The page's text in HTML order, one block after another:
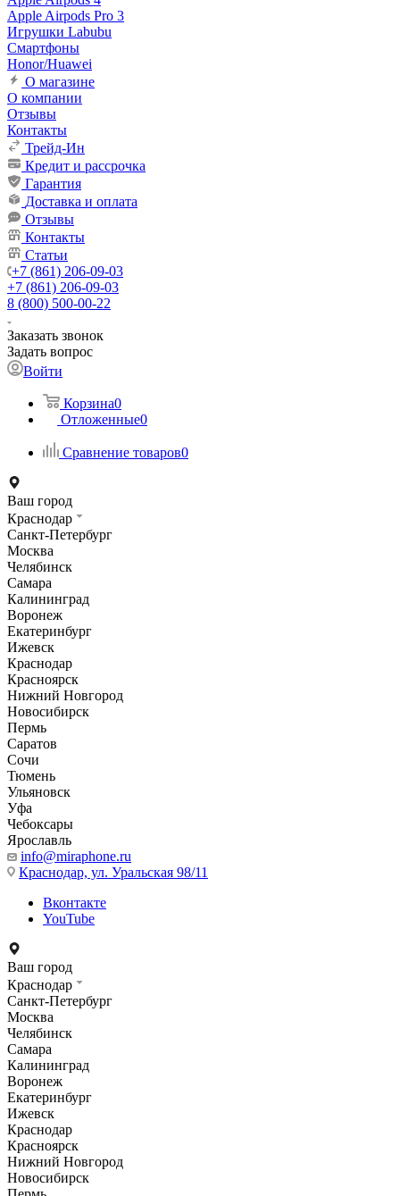
Apple Airpods Pro 3
Игрушки Labubu
Смартфоны
Honor/Huawei
О магазине
О компании
Отзывы
Контакты
Трейд-Ин
Кредит и рассрочка
Гарантия
Доставка и оплата
Отзывы
Контакты
Статьи
+7 (861) 206-09-03
+7 (861) 206-09-03
8 (800) 500-00-22
Заказать звонок
Задать вопрос
Войти
Корзина0
Отложенные0
Сравнение товаров0
Ваш город
Краснодар
Санкт-Петербург
Москва
Челябинск
Самара
Калининград
Воронеж
Екатеринбург
Ижевск
Краснодар
Красноярск
Нижний Новгород
Новосибирск
Пермь
Саратов
Сочи
Тюмень
Ульяновск
Уфа
Чебоксары
Ярославль
info@miraphone.ru
Краснодар, ул. Уральская 98/11
Вконтакте
YouTube
Ваш город
Краснодар
Санкт-Петербург
Москва
Челябинск
Самара
Калининград
Воронеж
Екатеринбург
Ижевск
Краснодар
Красноярск
Нижний Новгород
Новосибирск